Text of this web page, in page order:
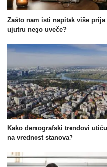
Zašto nam isti napitak više prija
ujutru nego uveče?
Kako demografski trendovi utiču
na vrednost stanova?